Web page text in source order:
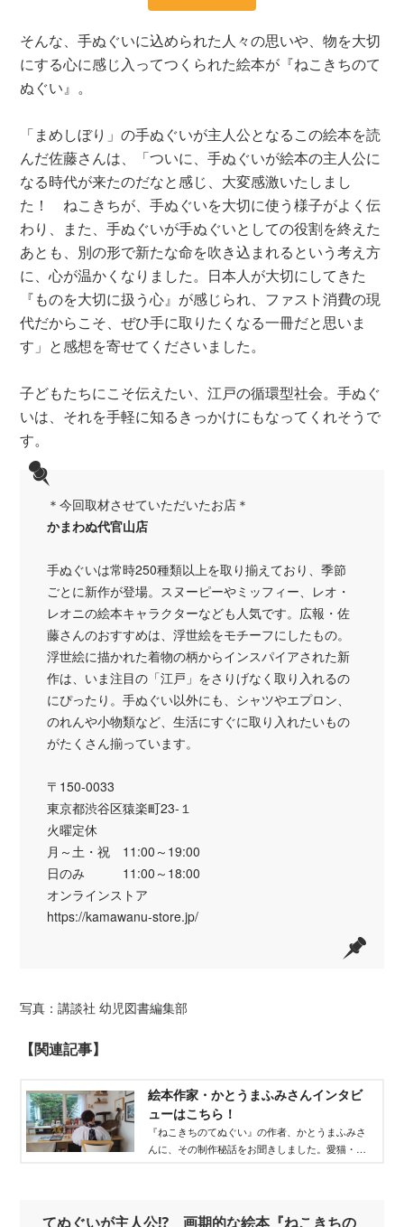
そんな、手ぬぐいに込められた人々の思いや、物を大切
にする心に感じ入ってつくられた絵本が『ねこきちのて
ぬぐい』。
「まめしぼり」の手ぬぐいが主人公となるこの絵本を読
んだ佐藤さんは、「ついに、手ぬぐいが絵本の主人公に
なる時代が来たのだなと感じ、大変感激いたしまし
た！ ねこきちが、手ぬぐいを大切に使う様子がよく伝
わり、また、手ぬぐいが手ぬぐいとしての役割を終えた
あとも、別の形で新たな命を吹き込まれるという考え方
に、心が温かくなりました。日本人が大切にしてきた
『ものを大切に扱う心』が感じられ、ファスト消費の現
代だからこそ、ぜひ手に取りたくなる一冊だと思いま
す」と感想を寄せてくださいました。
子どもたちにこそ伝えたい、江戸の循環型社会。手ぬぐ
いは、それを手軽に知るきっかけにもなってくれそうで
す。
＊今回取材させていただいたお店＊
かまわぬ代官山店
手ぬぐいは常時250種類以上を取り揃えており、季節
ごとに新作が登場。スヌーピーやミッフィー、レオ・
レオニの絵本キャラクターなども人気です。広報・佐
藤さんのおすすめは、浮世絵をモチーフにしたもの。
浮世絵に描かれた着物の柄からインスパイアされた新
作は、いま注目の「江戸」をさりげなく取り入れるの
にぴったり。手ぬぐい以外にも、シャツやエプロン、
のれんや小物類など、生活にすぐに取り入れたいもの
がたくさん揃っています。
〒150‐0033
東京都渋谷区猿楽町23‐１
火曜定休
月～土・祝 11:00～19:00
日のみ 11:00～18:00
オンラインストア
https://kamawanu-store.jp/
写真：講談社 幼児図書編集部
【関連記事】
絵本作家・かとうまふみさんインタビ
ューはこちら！
『ねこきちのてぬぐい』の作者、かとうまふみさ
んに、その制作秘話をお聞きしました。愛猫・小
てぬぐいが主人公⁉︎ 画期的な絵本『ねこきちの